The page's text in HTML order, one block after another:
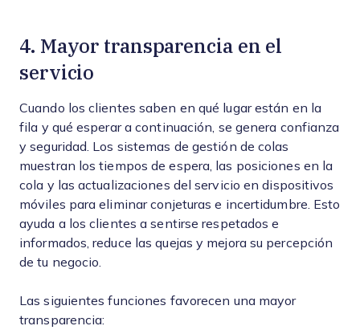
4. Mayor transparencia en el
servicio
Cuando los clientes saben en qué lugar están en la
fila y qué esperar a continuación, se genera confianza
y seguridad. Los sistemas de gestión de colas
muestran los tiempos de espera, las posiciones en la
cola y las actualizaciones del servicio en dispositivos
móviles para eliminar conjeturas e incertidumbre. Esto
ayuda a los clientes a sentirse respetados e
informados, reduce las quejas y mejora su percepción
de tu negocio.
Las siguientes funciones favorecen una mayor
transparencia: